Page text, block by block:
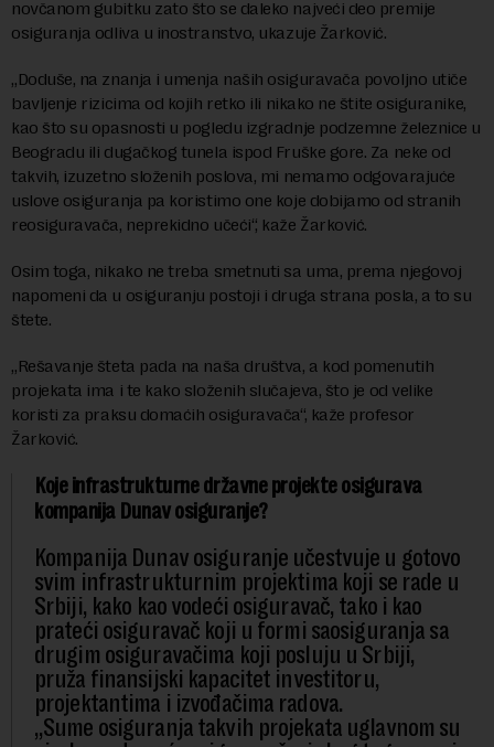
novčanom gubitku zato što se daleko najveći deo premije
osiguranja odliva u inostranstvo, ukazuje Žarković.
„Doduše, na znanja i umenja naših osiguravača povoljno utiče
bavljenje rizicima od kojih retko ili nikako ne štite osiguranike,
kao što su opasnosti u pogledu izgradnje podzemne železnice u
Beogradu ili dugačkog tunela ispod Fruške gore. Za neke od
takvih, izuzetno složenih poslova, mi nemamo odgovarajuće
uslove osiguranja pa koristimo one koje dobijamo od stranih
reosiguravača, neprekidno učeći“, kaže Žarković.
Osim toga, nikako ne treba smetnuti sa uma, prema njegovoj
napomeni da u osiguranju postoji i druga strana posla, a to su
štete.
„Rešavanje šteta pada na naša društva, a kod pomenutih
projekata ima i te kako složenih slučajeva, što je od velike
koristi za praksu domaćih osiguravača“, kaže profesor
Žarković.
Koje infrastrukturne državne projekte osigurava
kompanija Dunav osiguranje?
Kompanija Dunav osiguranje učestvuje u gotovo
svim infrastrukturnim projektima koji se rade u
Srbiji, kako kao vodeći osiguravač, tako i kao
prateći osiguravač koji u formi saosiguranja sa
drugim osiguravačima koji posluju u Srbiji,
pruža finansijski kapacitet investitoru,
projektantima i izvođačima radova.
„Sume osiguranja takvih projekata uglavnom su